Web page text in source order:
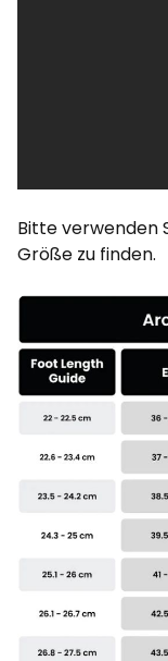
Bitte verwenden
Größe zu finden.